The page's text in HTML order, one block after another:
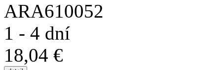
ARA610052
1 - 4 dní
18,04 €